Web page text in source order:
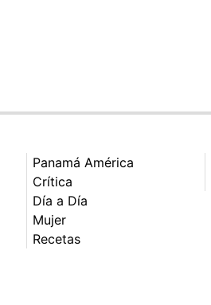
Panamá América
Crítica
Día a Día
Mujer
Recetas